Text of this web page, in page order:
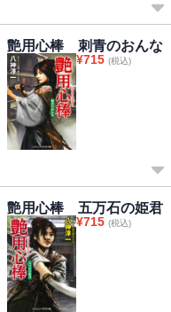
艶用心棒 刺青のおんな
¥715 (税込)
艶用心棒 五万石の姫君
¥715 (税込)